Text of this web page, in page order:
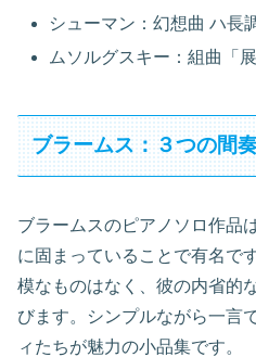
シューマン：幻想曲 ハ長
ムソルグスキー：組曲「
ブラームス：３つの間
ブラームスのピアノソロ作品
に固まっていることで有名で
模なものはなく、彼の内省的
びます。シンプルながら一言
ィたちが魅力の小品集です。